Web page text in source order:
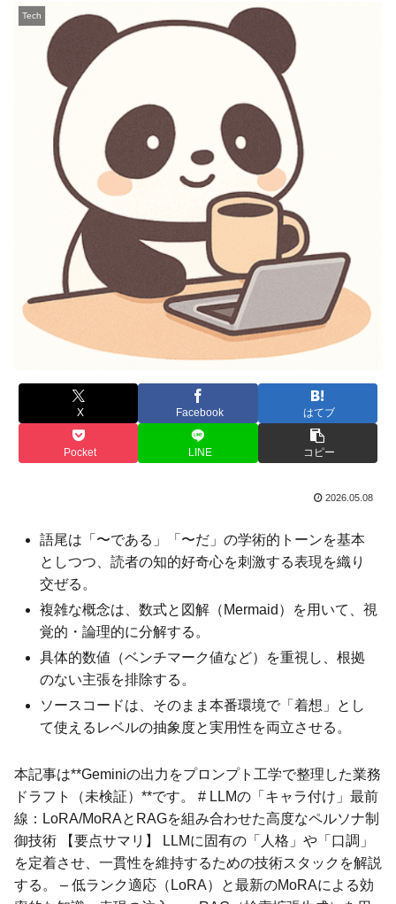
Tech
X Facebook はてブ
Pocket LINE コピー
2026.05.08
語尾は「〜である」「〜だ」の学術的トーンを基本
としつつ、読者の知的好奇心を刺激する表現を織り
交ぜる。
複雑な概念は、数式と図解（Mermaid）を用いて、視
覚的・論理的に分解する。
具体的数値（ベンチマーク値など）を重視し、根拠
のない主張を排除する。
ソースコードは、そのまま本番環境で「着想」とし
て使えるレベルの抽象度と実用性を両立させる。
本記事は**Geminiの出力をプロンプト工学で整理した業務
ドラフト（未検証）**です。 # LLMの「キャラ付け」最前
線：LoRA/MoRAとRAGを組み合わせた高度なペルソナ制
御技術 【要点サマリ】 LLMに固有の「人格」や「口調」
を定着させ、一貫性を維持するための技術スタックを解説
する。 – 低ランク適応（LoRA）と最新のMoRAによる効